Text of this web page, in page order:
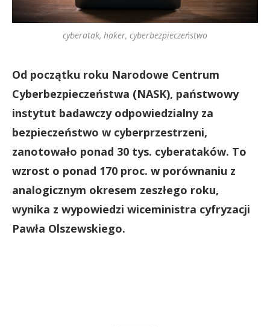
cyberatak, haker, cyberbezpieczeństwo
Od początku roku Narodowe Centrum
Cyberbezpieczeństwa (NASK), państwowy
instytut badawczy odpowiedzialny za
bezpieczeństwo w cyberprzestrzeni,
zanotowało ponad 30 tys. cyberataków. To
wzrost o ponad 170 proc. w porównaniu z
analogicznym okresem zeszłego roku,
wynika z wypowiedzi wiceministra cyfryzacji
Pawła Olszewskiego.